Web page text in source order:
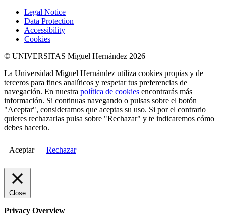
Legal Notice
Data Protection
Accessibility
Cookies
© UNIVERSITAS Miguel Hernández 2026
La Universidad Miguel Hernández utiliza cookies propias y de
terceros para fines analíticos y respetar tus preferencias de
navegación. En nuestra política de cookies encontrarás más
información. Si continuas navegando o pulsas sobre el botón
"Aceptar", consideramos que aceptas su uso. Si por el contrario
quieres rechazarlas pulsa sobre "Rechazar" y te indicaremos cómo
debes hacerlo.
Aceptar Rechazar
Close
Privacy Overview